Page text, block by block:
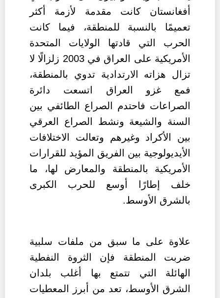
أفغانستان كانت مقدمة لأزمة أكثر
تعميمًا بالنسبة للمنطقة، فيما كانت
الحرب التي قادتها الولايات المتحدة
الأمريكية على العراق في 2003 زلزالًا لا
تزال هزاته الارتدادية تدوي بالمنطقة،
فمع غزو العراق اتسعت دائرة
الصراعات فاحتدم الصراع الطائفي بين
السنة والشيعة ونشط الصراع العرقي
بين الأكراد وغيرهم وتعالت الاختلافات
الأيديولوجية بين الفريق المؤيد للقرارات
الأمريكية بالمنطقة والمعارض لها، ما
خلف إطارًا أوسع للحرب الكبرى
بالشرق الأوسط.
علاوة على ما سبق من ملفات سلبية
ضربت المنطقة فإن الثروة النفطية
الهائلة التي تتمتع بها أغلب بلدان
الشرق الأوسط، تعد من أبرز المعطيات